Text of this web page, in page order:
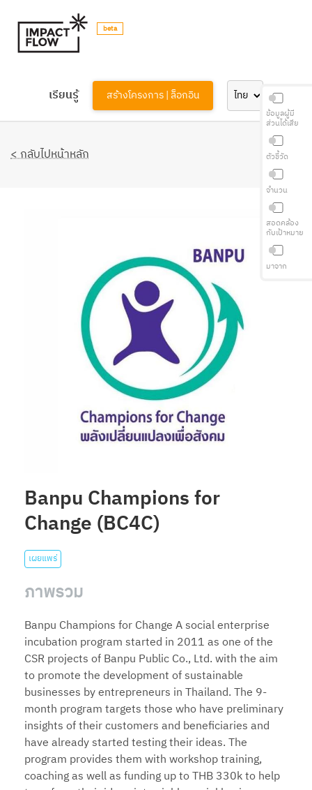
beta
เรียนรู้ สร้างโครงการ | ล็อกอิน
< กลับไปหน้าหลัก
Banpu Champions for
Change (BC4C)
เผยแพร่
ภาพรวม
Banpu Champions for Change A social enterprise
incubation program started in 2011 as one of the
CSR projects of Banpu Public Co., Ltd. with the aim
to promote the development of sustainable
businesses by entrepreneurs in Thailand. The 9-
month program targets those who have preliminary
insights of their customers and beneficiaries and
have already started testing their ideas. The
program provides them with workshop training,
coaching as well as funding up to THB 330k to help
ข้อมูลผู้มี
ส่วนได้เสีย
ตัวชี้วัด
จำนวน
สอดคล้อง
กับเป้าหมาย
มาจาก